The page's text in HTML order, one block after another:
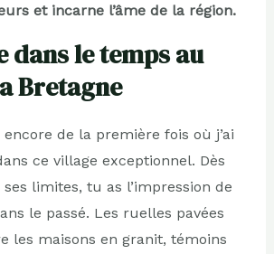
et incarne l’âme de la région.
dans le temps au
Bretagne
de la première fois où j’ai
ce village exceptionnel. Dès
limites, tu as l’impression de
le passé. Les ruelles pavées
les maisons en granit, témoins